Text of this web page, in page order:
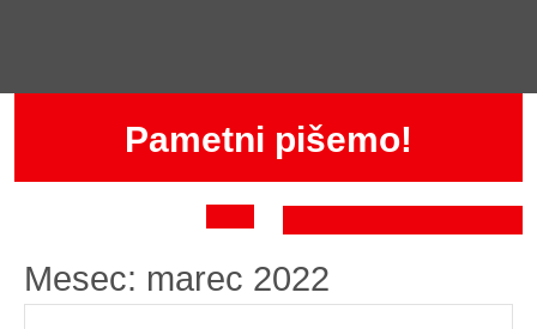
Pametni pišemo!
Button
Mesec: marec 2022